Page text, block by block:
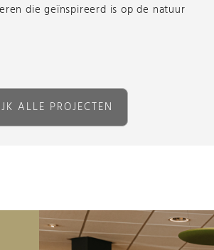
die geïnspireerd is op de natuur
ALLE PROJECTEN